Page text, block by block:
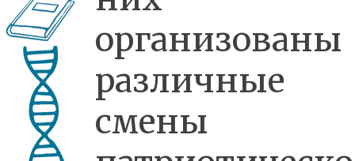
организованы
различные
смены